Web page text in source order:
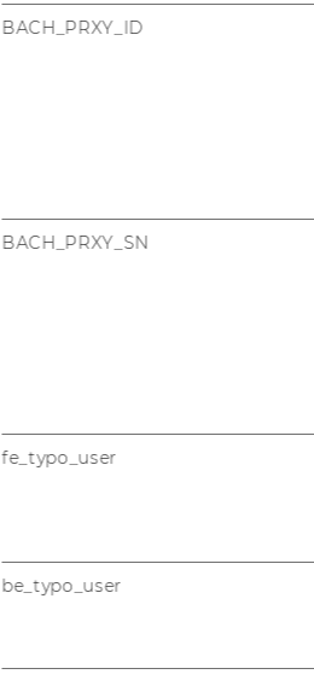
BACH_PRXY_ID
BACH_PRXY_SN
fe_typo_user
be_typo_user